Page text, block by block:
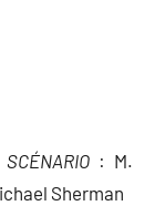
SCÉNARIO : M.
Sherman